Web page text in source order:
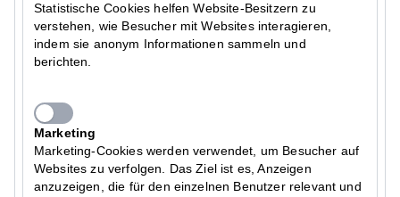
Statistische Cookies helfen Website-Besitzern zu
verstehen, wie Besucher mit Websites interagieren,
indem sie anonym Informationen sammeln und
berichten.
Marketing
Marketing-Cookies werden verwendet, um Besucher auf
Websites zu verfolgen. Das Ziel ist es, Anzeigen
anzuzeigen, die für den einzelnen Benutzer relevant und